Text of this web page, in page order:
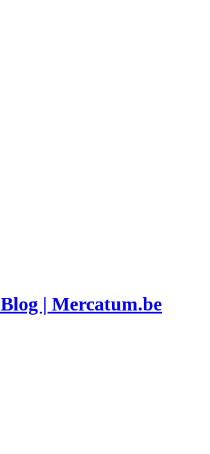
Blog | Mercatum.be